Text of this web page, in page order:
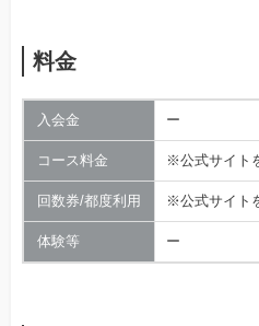
料金
入会金 ー
コース料金 ※公式サイト
回数券/都度利用 ※公式サイト
体験等 ー